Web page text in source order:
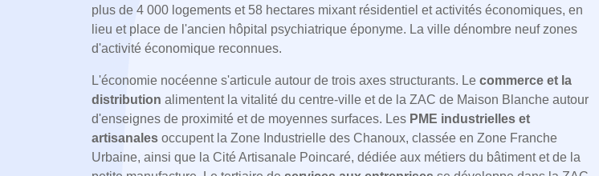
plus de 4 000 logements et 58 hectares mixant résidentiel et activités économiques, en
lieu et place de l'ancien hôpital psychiatrique éponyme. La ville dénombre neuf zones
d'activité économique reconnues.
L'économie nocéenne s'articule autour de trois axes structurants. Le commerce et la
distribution alimentent la vitalité du centre-ville et de la ZAC de Maison Blanche autour
d'enseignes de proximité et de moyennes surfaces. Les PME industrielles et
artisanales occupent la Zone Industrielle des Chanoux, classée en Zone Franche
Urbaine, ainsi que la Cité Artisanale Poincaré, dédiée aux métiers du bâtiment et de la